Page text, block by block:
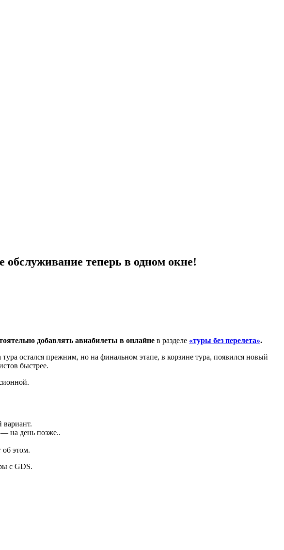
теперь в одном окне!
добавлять авиабилеты в онлайне в разделе «туры без перелета».
тура остался прежним, но на финальном этапе, в корзине тура, появился новый
быстрее.
вариант.
— на день позже..
об этом.
с GDS.